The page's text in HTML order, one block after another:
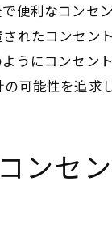
するための配置
るための電源
めの設計配慮
コンセント配置
設計の調和
ンセント配置
便利なコン
れたコンセ
うにコンセ
可能性を追求
ンセ